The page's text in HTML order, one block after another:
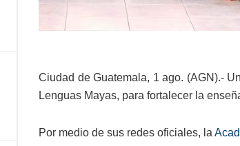
Ciudad de Guatemala, 1 ago. (AGN).-
Lenguas Mayas, para fortalecer la
Por medio de sus redes oficiales, la